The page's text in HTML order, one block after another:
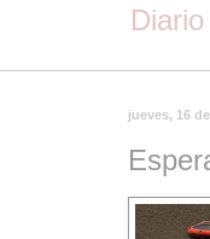
jueves, 16